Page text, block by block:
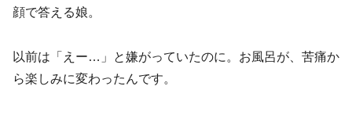
顔で答える娘。
以前は「えー…」と嫌がっていたのに。お風呂が、苦痛か
ら楽しみに変わったんです。